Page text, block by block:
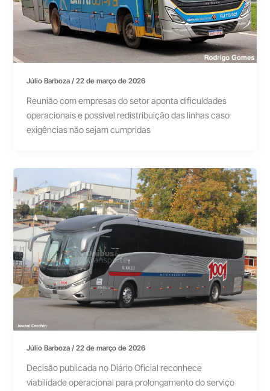
Júlio Barboza/22 de março de 2026
Reunião com empresas do setor aponta dificuldades
operacionais e possível redistribuição das linhas caso
exigências não sejam cumpridas
Júlio Barboza/22 de março de 2026
Decisão publicada no Diário Oficial reconhece
viabilidade operacional para prolongamento do serviço